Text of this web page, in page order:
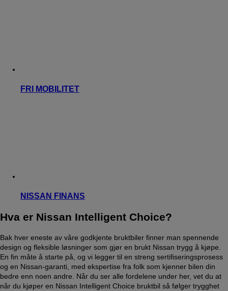
FRI MOBILITET
NISSAN FINANS
Hva er Nissan Intelligent Choice?
Bak hver eneste av våre godkjente bruktbiler finner man spennende
design og fleksible løsninger som gjør en brukt Nissan trygg å kjøpe.
En fin måte å starte på, og vi legger til en streng sertifiseringsprosess
og en Nissan-garanti, med ekspertise fra folk som kjenner bilen din
bedre enn noen andre. Når du ser alle fordelene under her, vet du at
når du kjøper en Nissan Intelligent Choice bruktbil så følger trygghet